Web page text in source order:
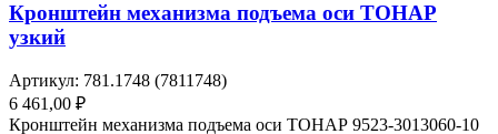
Кронштейн механизма подъема оси ТОНАР
узкий
Артикул: 781.1748 (7811748)
6 461,00 ₽
Кронштейн механизма подъема оси ТОНАР 9523-3013060-10